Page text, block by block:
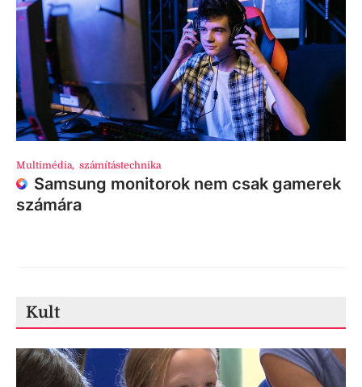
Multimédia, számítástechnika
Samsung monitorok nem csak gamerek
számára
Kult